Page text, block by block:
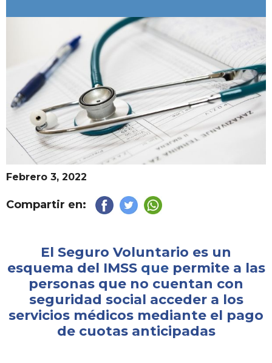
Febrero 3, 2022
Compartir en:
El Seguro Voluntario es un
esquema del IMSS quepermite a las
personas que no cuentan con
seguridad social acceder a los
servicios médicos mediante el pago
de cuotas anticipadas